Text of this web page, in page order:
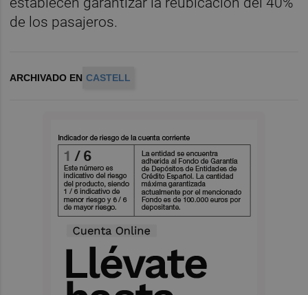
de los pasajeros.
ARCHIVADO EN CASTELL